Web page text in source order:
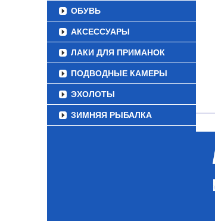
ОБУВЬ
АКСЕССУАРЫ
ЛАКИ ДЛЯ ПРИМАНОК
ПОДВОДНЫЕ КАМЕРЫ
ЭХОЛОТЫ
ЗИМНЯЯ РЫБАЛКА